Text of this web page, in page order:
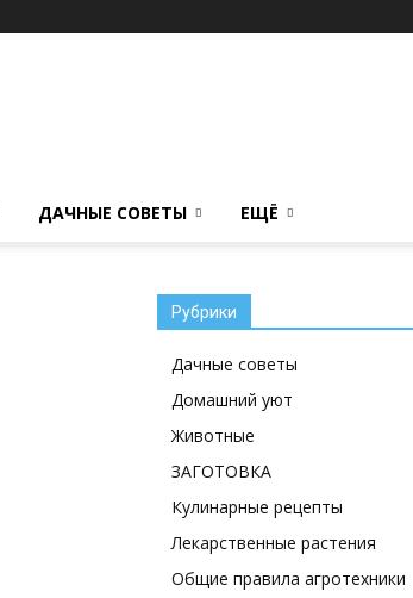
ДАЧНЫЕ СОВЕТЫ ЕЩЁ
Рубрики
Дачные советы
Домашний уют
Животные
ЗАГОТОВКА
Кулинарные рецепты
Лекарственные растения
Общие правила агротехники